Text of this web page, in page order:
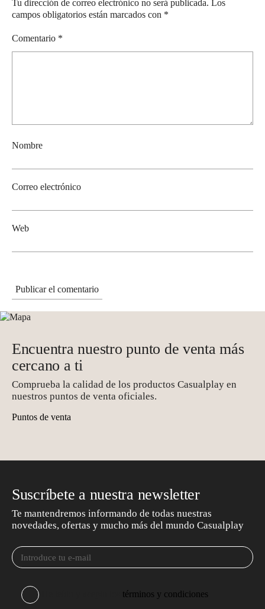
Tu dirección de correo electrónico no será publicada. Los
campos obligatorios están marcados con *
Comentario *
Nombre
Correo electrónico
Web
Encuentra nuestro punto de venta más
cercano a ti
Comprueba la calidad de los productos Casualplay en
nuestros puntos de venta oficiales.
Puntos de venta
Suscríbete a nuestra newsletter
Te mantendremos informando de todas nuestras
novedades, ofertas y mucho más del mundo Casualplay
términos y condiciones